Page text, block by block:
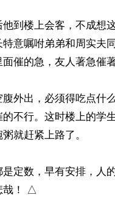
到楼上会客，不成想
意嘱咐弟弟和周实夫
催的急，友人著急催
外出，必须得吃点什
不行。这时楼上的学
就赶紧上路了。
定数，早有安排，人
哉！ △